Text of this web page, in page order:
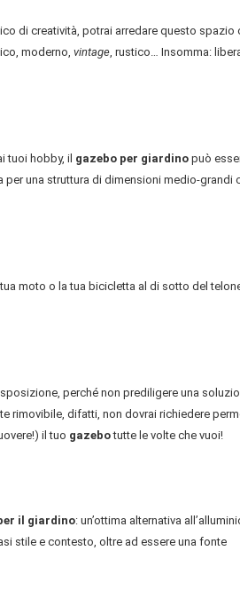
di creatività, potrai arredare questo spazio
moderno, vintage, rustico… Insomma:
tuoi hobby, il gazebo per giardino può
per una struttura di dimensioni medio-grandi
moto o la tua bicicletta al di sotto del
perché non prediligere una
rimovibile, difatti, non dovrai richiedere
il tuo gazebotutte le volte che vuoi!
il giardino: un’ottima alternativa
stile e contesto, oltre ad essere una fonte